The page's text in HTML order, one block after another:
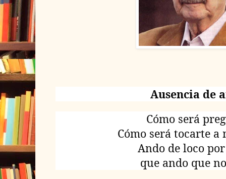
Ausencia de
Cómo será
Cómo será tocarte a
Ando de loco
que ando que